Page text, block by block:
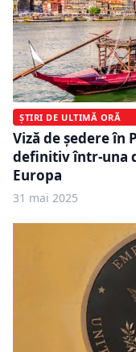
ȘTIRI DE ULTIMĂ ORĂ
Viză de ședere în
definitiv într-una
Europa
31 mai 2025